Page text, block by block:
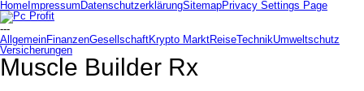
Home Impressum DatenschutzerklärungSitemapPrivacy Settings Page
---
AllgemeinFinanzenGesellschaftKrypto MarktReiseTechnikUmweltschutz
Versicherungen
Muscle Builder Rx